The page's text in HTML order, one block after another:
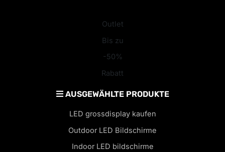
Outlet
Bis zu
-50%
Rabatt
AUSGEWÄHLTE PRODUKTE
LED grossdisplay kaufen
Outdoor LED Bildschirme
Indoor LED bildschirme